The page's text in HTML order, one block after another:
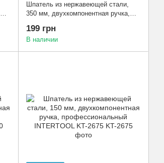
Шпатель из нержавеющей стали,
350 мм, двухкомпонентная ручка,
2695
199 грн
В наличии